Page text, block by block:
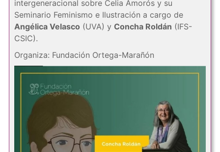
intergeneracional sobre Celia Amorós y su
Seminario Feminismo e Ilustración a cargo de
Angélica Velasco (UVA) y Concha Roldán (IFS-
CSIC).
Organiza: Fundación Ortega-Marañón